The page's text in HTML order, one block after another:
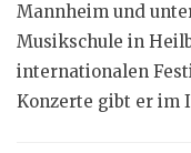
Mannheim und
Musikschule in
internationalen
Konzerte gibt er im